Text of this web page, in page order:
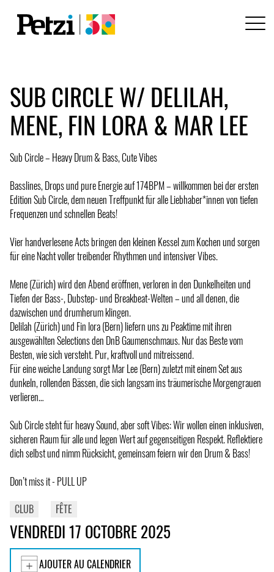
SUB CIRCLE W/ DELILAH,
MENE, FIN LORA & MAR LEE
Sub Circle – Heavy Drum & Bass, Cute Vibes
Basslines, Drops und pure Energie auf 174BPM – willkommen bei der ersten
Edition Sub Circle, dem neuen Treffpunkt für alle Liebhaber*innen von tiefen
Frequenzen und schnellen Beats!
Vier handverlesene Acts bringen den kleinen Kessel zum Kochen und sorgen
für eine Nacht voller treibender Rhythmen und intensiver Vibes.
Mene (Zürich) wird den Abend eröffnen, verloren in den Dunkelheiten und
Tiefen der Bass-, Dubstep- und Breakbeat-Welten – und all denen, die
dazwischen und drumherum klingen.
Delilah (Zürich) und Fin lora (Bern) liefern uns zu Peaktime mit ihren
ausgewählten Selections den DnB Gaumenschmaus. Nur das Beste vom
Besten, wie sich versteht. Pur, kraftvoll und mitreissend.
Für eine weiche Landung sorgt Mar Lee (Bern) zuletzt mit einem Set aus
dunkeln, rollenden Bässen, die sich langsam ins träumerische Morgengrauen
verlieren…
Sub Circle steht für heavy Sound, aber soft Vibes: Wir wollen einen inklusiven,
sicheren Raum für alle und legen Wert auf gegenseitigen Respekt. Reflektiere
dich selbst und nimm Rücksicht, gemeinsam feiern wir den Drum & Bass!
Don’t miss it - PULL UP
CLUB
FÊTE
VENDREDI 17 OCTOBRE 2025
AJOUTER AU CALENDRIER